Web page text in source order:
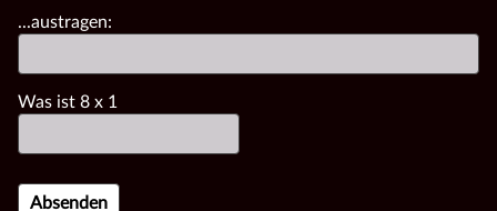
...austragen:
Was ist 8 x 1